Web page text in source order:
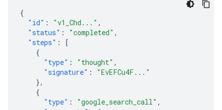
{
"id" : "v1_Chd..." ,
"status" : "completed" ,
"steps" :
[
{
"type" : "thought" ,
"signature" :
"EvEFCu4F..."
},
{
"type" : "google_search_call" ,